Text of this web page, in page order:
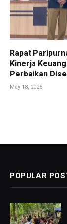
Rapat
Kinerja
Perbaikan
May 18, 2026
POPULAR